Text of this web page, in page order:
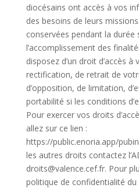
diocésains ont accès à vos
des besoins de leurs
conservées pendant la
l’accomplissement des
disposez d’un droit d’accès à
rectification, de retrait de
d’opposition, de limitation,
portabilité si les conditions
Pour exercer vos droits
allez sur ce lien :
https://public.enoria.app/
les autres droits contactez
droits@valence.cef.fr. Pour
politique de confidentialité